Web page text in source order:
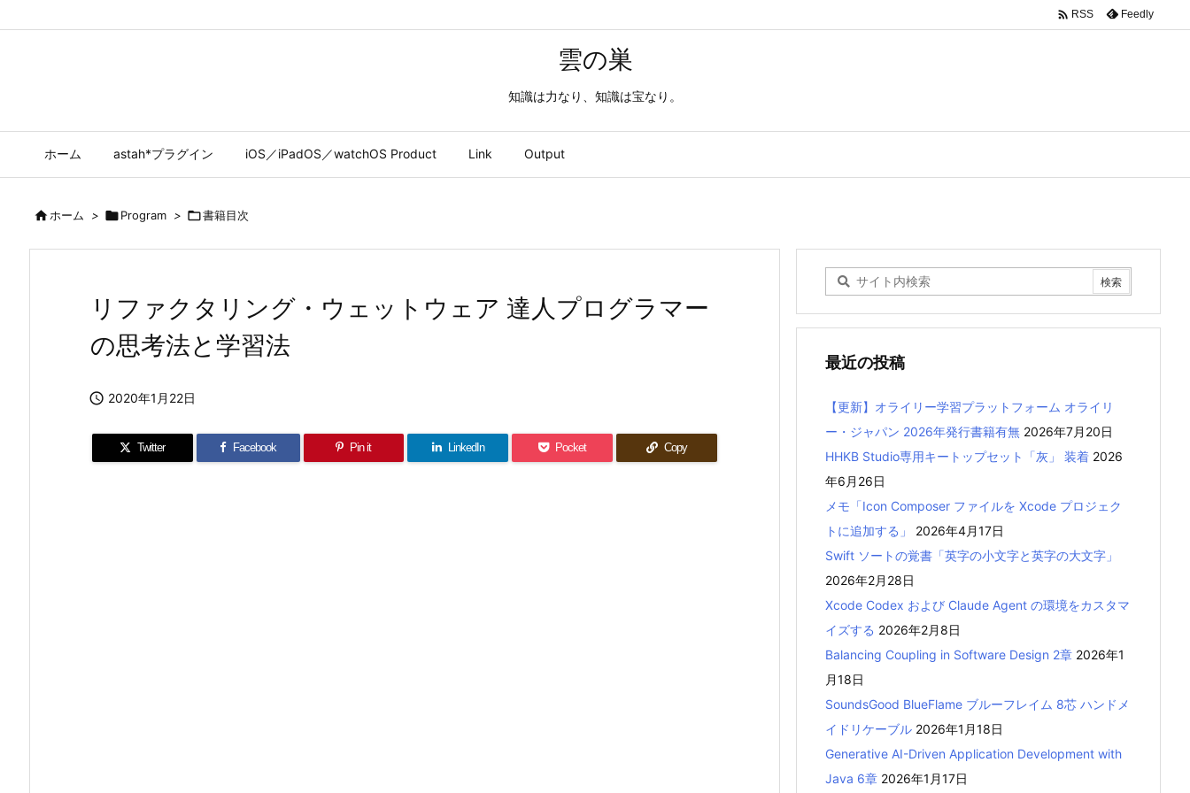
雲の巣
知識は力なり、知識は宝なり。
ホーム astah*プラグイン iOS／iPadOS／watchOS Product Link Output
 RSS Feedly
ホーム > Program > 書籍目次
リファクタリング・ウェットウェア 達人プログラマー
の思考法と学習法
 2020年1月22日
Twitter Facebook Pin it LinkedIn Pocket Copy
最近の投稿
【更新】オライリー学習プラットフォーム オライリ
ー・ジャパン 2026年発行書籍有無 2026年7月20日
HHKB Studio専用キートップセット「灰」 装着 2026
年6月26日
メモ「Icon Composer ファイルを Xcode プロジェク
トに追加する」
2026年4月17日
Swift ソートの覚書「英字の小文字と英字の大文字」
2026年2月28日
Xcode Codex および Claude Agent の環境をカスタマ
イズする 2026年2月8日
Balancing Coupling in Software Design 2章 2026年1
月18日
SoundsGood BlueFlame ブルーフレイム 8芯 ハンドメ
イドリケーブル 2026年1月18日
Generative AI-Driven Application Development with
Java 6章 2026年1月17日